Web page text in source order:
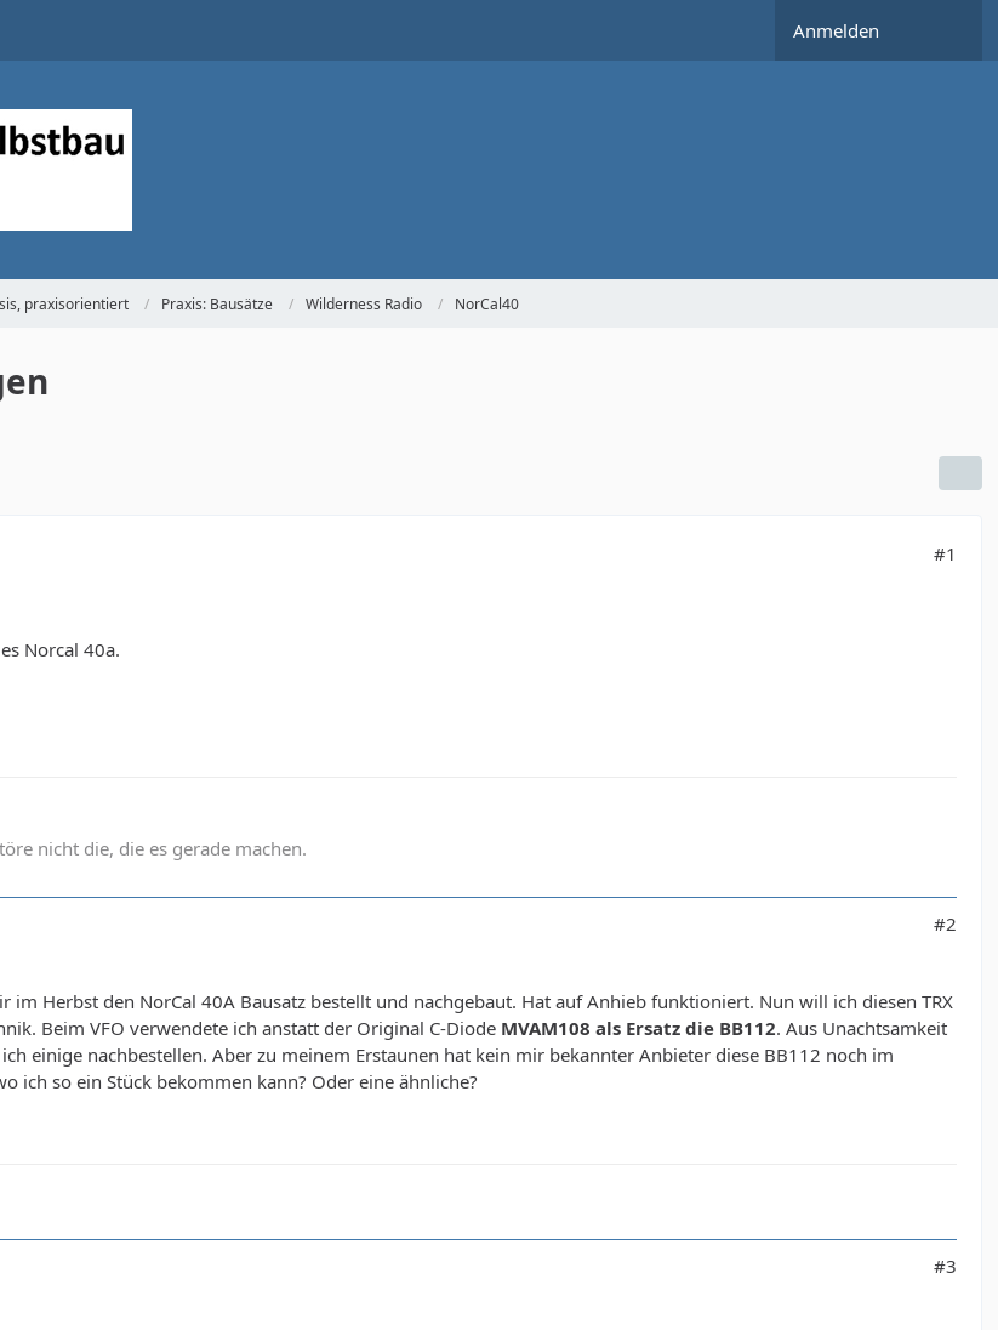
Anmelden
praxisorientiert Praxis: Bausätze Wilderness Radio NorCal40
#1
Norcal 40a.
nicht die, die es gerade machen.
#2
im Herbst den NorCal 40A Bausatz bestellt und nachgebaut. Hat auf Anhieb funktioniert. Nun will ich diesen TRX
Beim VFO verwendete ich anstatt der Original C-Diode MVAM108 als Ersatz die BB112. Aus Unachtsamkeit
einige nachbestellen. Aber zu meinem Erstaunen hat kein mir bekannter Anbieter diese BB112 noch im
ich so ein Stück bekommen kann? Oder eine ähnliche?
#3